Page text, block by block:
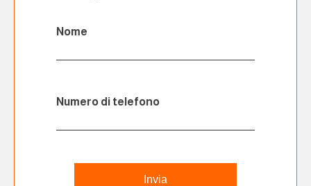
Nome
Numero di telefono
Invia